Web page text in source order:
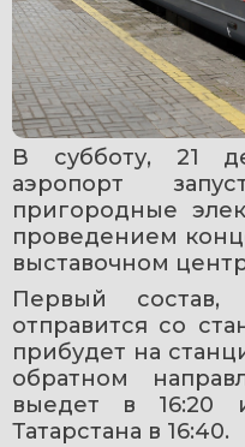
В субботу, 21
аэропорт
пригородные
проведением
выставочном
Первый
отправится со
прибудет на
обратном
выедет в 16:20
Татарстана в 16:40.